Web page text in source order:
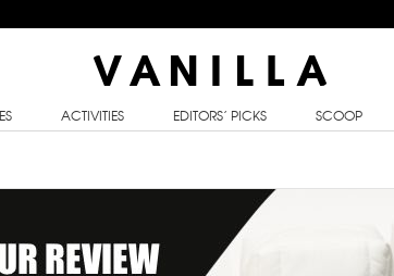
ACTIVITIES EDITORS’ PICKS SCOOP